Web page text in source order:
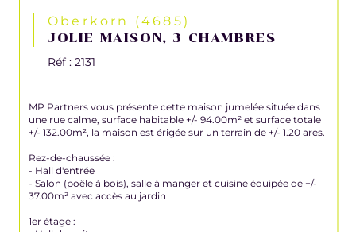
Oberkorn (4685)
JOLIE MAISON, 3 CHAMBRES
Réf : 2131
MP Partners vous présente cette maison jumelée située dans
une rue calme, surface habitable +/- 94.00m² et surface totale
+/- 132.00m², la maison est érigée sur un terrain de +/- 1.20 ares.
Rez-de-chaussée :
- Hall d'entrée
- Salon (poêle à bois), salle à manger et cuisine équipée de +/-
37.00m² avec accès au jardin
1er étage :